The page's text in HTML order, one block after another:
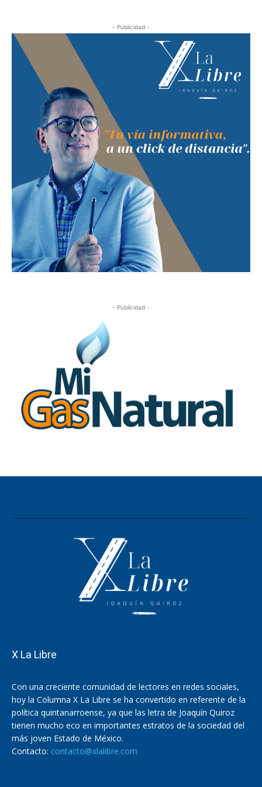
X La Libre
Con una creciente comunidad de lectores en redes sociales,
hoy la Columna X La Libre se ha convertido en referente de la
política quintanarroense, ya que las letra de Joaquín Quiroz
tienen mucho eco en importantes estratos de la sociedad del
más joven Estado de México.
Contacto: contacto@xlalibre.com